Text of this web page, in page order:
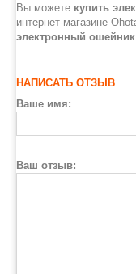
Вы можете купить
интернет-магазине
электронный
НАПИСАТЬ ОТЗЫВ
Ваше имя:
Ваш отзыв: